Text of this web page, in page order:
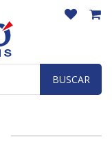
BUSCAR